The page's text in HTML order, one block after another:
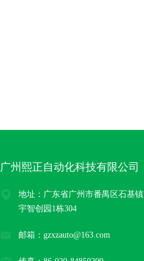
广州熙正自动化科技有限公司
地址：广东省广州市番禺区石基
宇智创园1栋304
邮箱：gzxzauto@163.com